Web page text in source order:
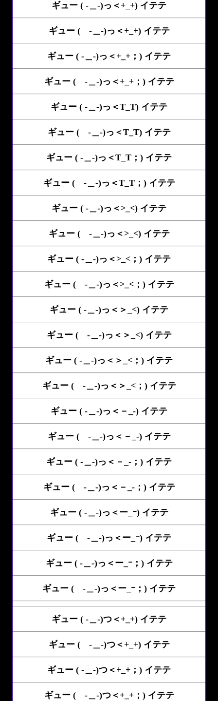
ギュー ( -＿-)っ＜+_+) イテテ
ギュー ( -＿-)っ＜+_+) イテテ
ギュー ( -＿-)っ＜+_+；) イテテ
ギュー ( -＿-)っ＜+_+；) イテテ
ギュー ( -＿-)っ＜T_T) イテテ
ギュー ( -＿-)っ＜T_T) イテテ
ギュー ( -＿-)っ＜T_T；) イテテ
ギュー ( -＿-)っ＜T_T；) イテテ
ギュー ( -＿-)っ＜>_<) イテテ
ギュー ( -＿-)っ＜>_<) イテテ
ギュー ( -＿-)っ＜>_<；) イテテ
ギュー ( -＿-)っ＜>_<；) イテテ
ギュー ( -＿-)っ＜＞_<) イテテ
ギュー ( -＿-)っ＜＞_<) イテテ
ギュー ( -＿-)っ＜＞_<；) イテテ
ギュー ( -＿-)っ＜＞_<；) イテテ
ギュー ( -＿-)っ＜－_-) イテテ
ギュー ( -＿-)っ＜－_-) イテテ
ギュー ( -＿-)っ＜－_-；) イテテ
ギュー ( -＿-)っ＜－_-；) イテテ
ギュー ( -＿-)っ＜ー_ｰ) イテテ
ギュー ( -＿-)っ＜ー_ｰ) イテテ
ギュー ( -＿-)っ＜ー_ｰ；) イテテ
ギュー ( -＿-)っ＜ー_ｰ；) イテテ
ギュー ( -＿-)つ＜+_+) イテテ
ギュー ( -＿-)つ＜+_+) イテテ
ギュー ( -＿-)つ＜+_+；) イテテ
ギュー ( -＿-)つ＜+_+；) イテテ